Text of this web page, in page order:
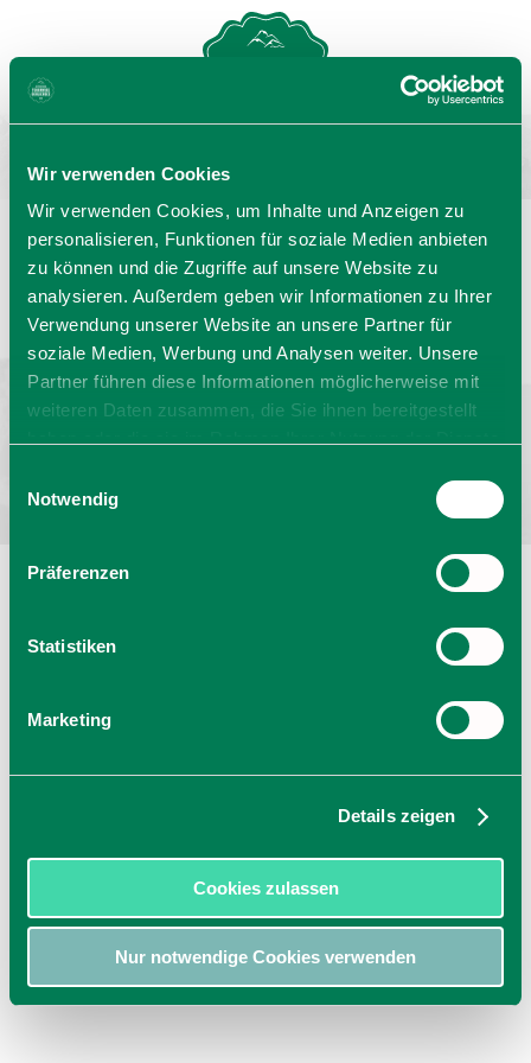
Wir verwenden Cookies
Wir verwenden Cookies, um Inhalte und Anzeigen zu
personalisieren, Funktionen für soziale Medien anbieten
zu können und die Zugriffe auf unsere Website zu
analysieren. Außerdem geben wir Informationen zu Ihrer
Verwendung unserer Website an unsere Partner für
soziale Medien, Werbung und Analysen weiter. Unsere
Partner führen diese Informationen möglicherweise mit
weiteren Daten zusammen, die Sie ihnen bereitgestellt
Cookies, wenn Sie unsere Webseite weiterhin nutzen.
Notwendig
Präferenzen
Statistiken
Marketing
Details zeigen
Cookies zulassen
Nur notwendige Cookies verwenden
Sprache wählen: DE EN IT
Barrierefrei reisen Filmregion
Prospekte
Kontakt
Impressum
Datenschutz
Erklärung zur Barrierefreiheit
Bayern - traditionell anders
GASTGEBERSUCHE